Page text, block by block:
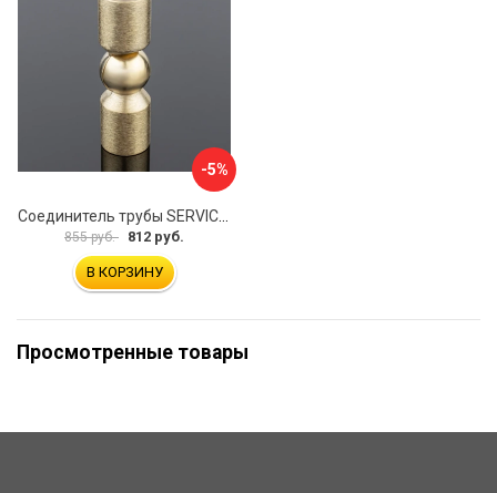
-5%
855 руб. 812 руб.
В КОРЗИНУ
Просмотренные товары